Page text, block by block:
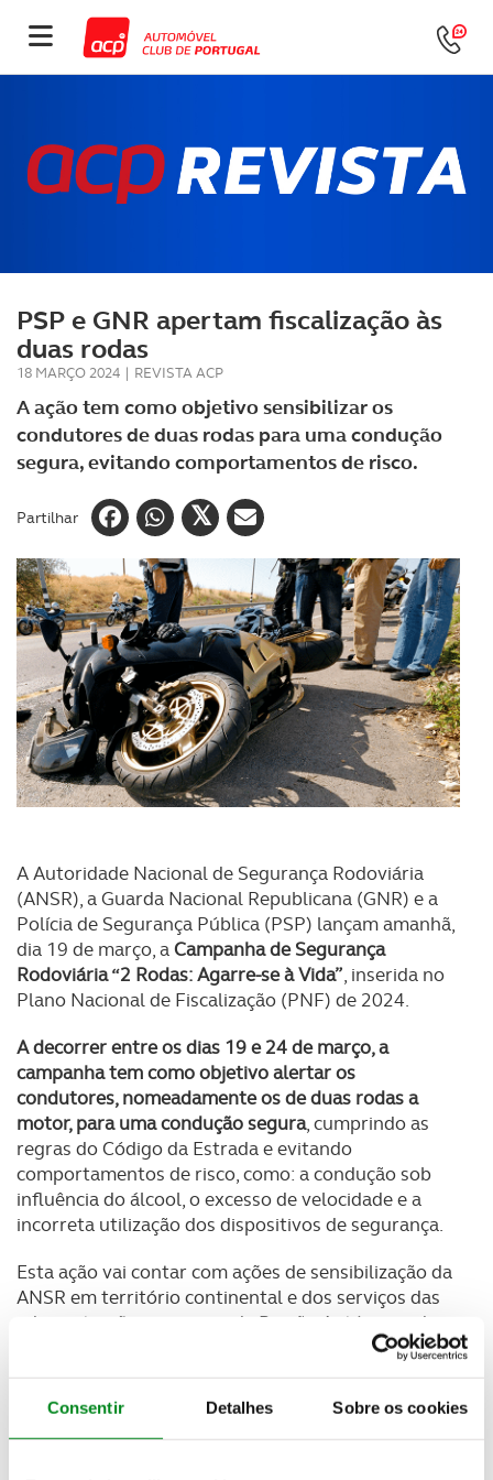
Consentir Detalhes Sobre os cookies
PSP e GNR apertam fiscalização às
duas rodas
18 MARÇO 2024 | REVISTA ACP
A ação tem como objetivo sensibilizar os
condutores de duas rodas para uma condução
segura, evitando comportamentos de risco.
Partilhar
A Autoridade Nacional de Segurança Rodoviária
(ANSR), a Guarda Nacional Republicana (GNR) e a
Polícia de Segurança Pública (PSP) lançam amanhã,
dia 19 de março, aCampanha de Segurança
Rodoviária “2 Rodas: Agarre-se à Vida”, inserida no
Plano Nacional de Fiscalização (PNF) de 2024.
A decorrer entre os dias 19 e 24 de março, a
campanha tem como objetivo alertar os
condutores, nomeadamente os de duas rodas a
motor, para uma condução segura, cumprindo as
regras do Código da Estrada e evitando
comportamentos de risco, como: a condução sob
influência do álcool, o excesso de velocidade e a
incorreta utilização dos dispositivos de segurança.
Esta ação vai contar com ações de sensibilização da
ANSR em território continental e dos serviços das
administrações regionais da Região Autónoma dos
Açores e da Região Autónoma da Madeira, mas
tambémoperações de fiscalização, pela GNR e pela
PSP, com especial incidência em vias e acessos com
risco de ocorrência de acidentes e para a adoção de